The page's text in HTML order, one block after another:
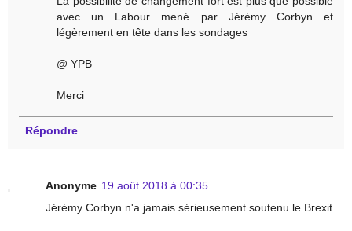
avec un Labour mené par Jérémy Corbyn et
légèrement en tête dans les sondages
@ YPB
Merci
Répondre
Anonyme 19 août 2018 à 00:35
Jérémy Corbyn n'a jamais sérieusement soutenu le Brexit.